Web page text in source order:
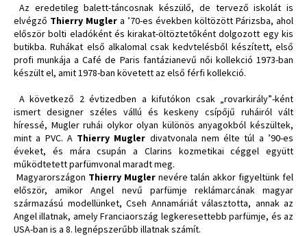
Az eredetileg balett-táncosnak készülő, de tervező iskolát is
elvégző Thierry Mugler a ’70-es években költözött Párizsba, ahol
először bolti eladóként és kirakat-öltöztetőként dolgozott egy kis
butikba. Ruhákat első alkalomal csak kedvtelésből készített, első
profi munkája a Café de Paris fantázianevű női kollekció 1973-ban
készült el, amit 1978-ban követett az első férfi kollekció.
A következő 2 évtizedben a kifutókon csak „rovarkirály”-ként
ismert designer széles vállú és keskeny csípőjű ruháiról vált
híressé, Mugler ruhái olykor olyan különös anyagokból készültek,
mint a PVC. A Thierry Mugler divatvonala nem élte túl a ’90-es
éveket, és mára csupán a Clarins kozmetikai céggel együtt
működtetett parfümvonal maradt meg.
Magyarországon Thierry Muglernevére talán akkor figyeltünk fel
először, amikor Angel nevű parfümje reklámarcának magyar
származású modellünket, Cseh Annamáriát választotta, annak az
Angel illatnak, amely Franciaország legkeresettebb parfümje, és az
USA-ban is a 8. legnépszerűbb illatnak számít.